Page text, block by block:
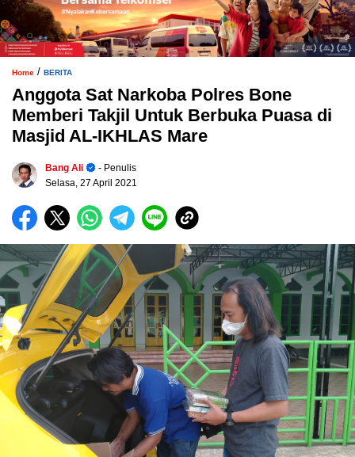
Home / BERITA
Anggota Sat Narkoba Polres Bone
Memberi Takjil Untuk Berbuka Puasa di
Masjid AL-IKHLAS Mare
Bang Ali
- Penulis
Selasa, 27 April 2021